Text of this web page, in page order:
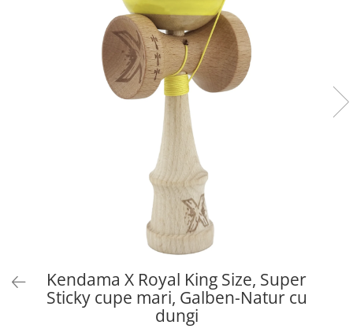
Kendama X Royal King Size, Super
Sticky cupe mari, Galben-Natur cu
dungi